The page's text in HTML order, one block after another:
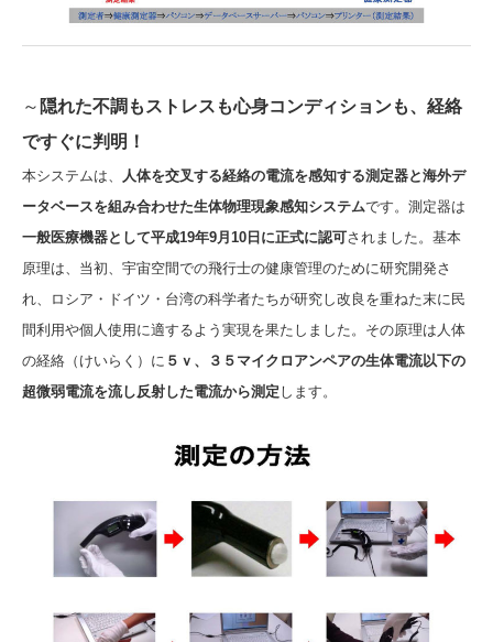
～ 隠れた不調もストレスも心身コンディションも、経絡
ですぐに判明！
本システムは、 人体を交叉する経絡の電流を感知する測定器と海外デ
ータベースを組み合わせた生体物理現象感知システムです。測定器は
一般医療機器として平成19年9月10日に正式に認可されました。基本
原理は、当初、宇宙空間での飛行士の健康管理のために研究開発さ
れ、ロシア・ドイツ・台湾の科学者たちが研究し改良を重ねた末に民
間利用や個人使用に適するよう実現を果たしました。その原理は人体
の経絡（けいらく）に ５ｖ、３５マイクロアンペアの生体電流以下の
超微弱電流を流し反射した電流から測定 します。